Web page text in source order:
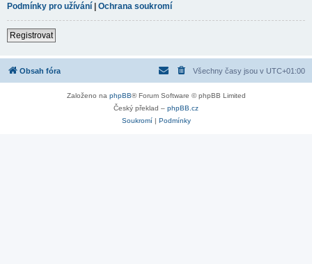
Podmínky pro užívání | Ochrana soukromí
Registrovat
Obsah fóra Všechny časy jsou v UTC+01:00
Založeno na phpBB® Forum Software © phpBB Limited
Český překlad – phpBB.cz
Soukromí| Podmínky